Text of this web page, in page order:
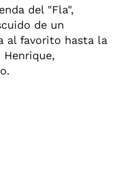
del "Fla",
de un
al favorito hasta la